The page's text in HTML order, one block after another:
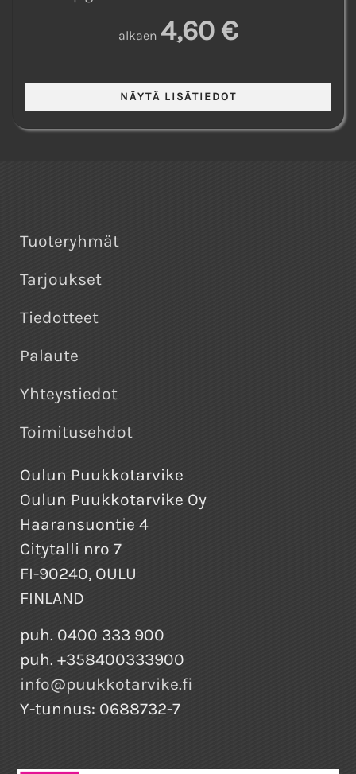
alkaen 4,60 €
Tuoteryhmät
Tarjoukset
Tiedotteet
Palaute
Yhteystiedot
Toimitusehdot
Oulun Puukkotarvike
Oulun Puukkotarvike Oy
Haaransuontie 4
Citytalli nro 7
FI-90240, OULU
FINLAND
puh. 0400 333 900
puh. +358400333900
info@puukkotarvike.fi
Y-tunnus: 0688732-7